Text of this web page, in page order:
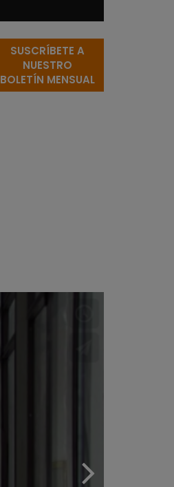
SUSCRÍBETE A
NUESTRO
BOLETÍN MENSUAL